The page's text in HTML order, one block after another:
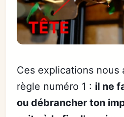
Ces explications nous
règle numéro 1 : il ne
ou débrancher ton